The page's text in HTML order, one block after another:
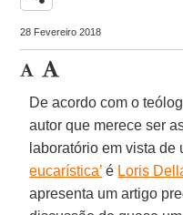
28 Fevereiro 2018
De acordo com o
autor que merece ser
laboratório em vista de
eucarística’ é Loris
apresenta um artigo